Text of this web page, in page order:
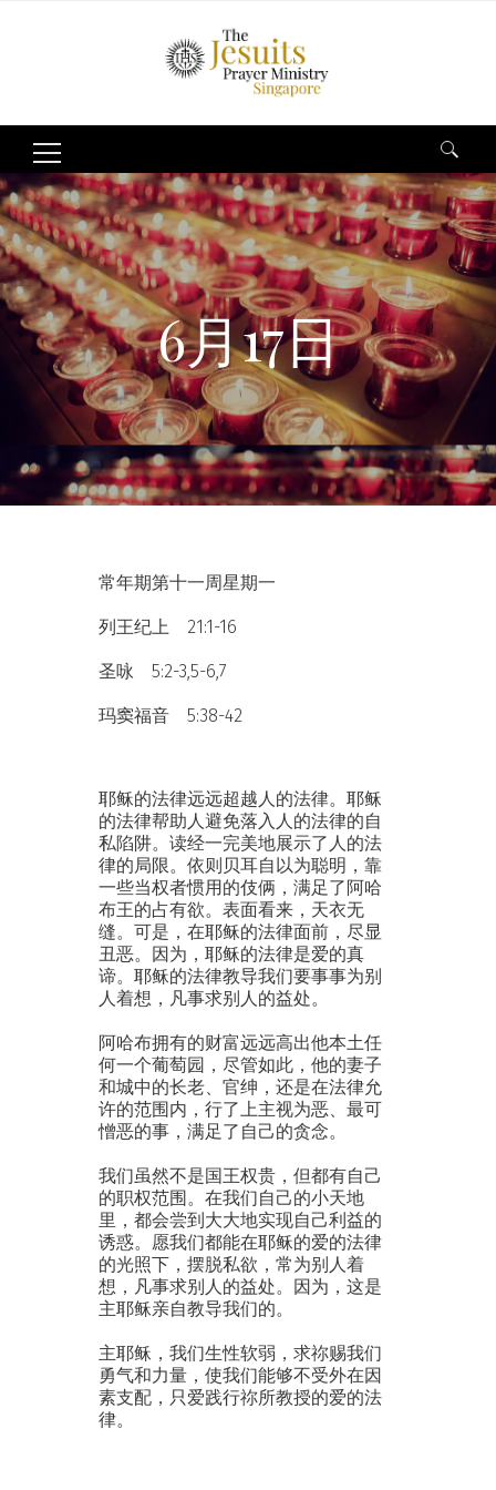
Search
for:
6月17日
常年期第十一周星期一
列王纪上 21:1-16
圣咏 5:2-3,5-6,7
玛窦福音 5:38-42
耶稣的法律远远超越人的法律。耶稣
的法律帮助人避免落入人的法律的自
私陷阱。读经一完美地展示了人的法
律的局限。依则贝耳自以为聪明，靠
一些当权者惯用的伎俩，满足了阿哈
布王的占有欲。表面看来，天衣无
缝。可是，在耶稣的法律面前，尽显
丑恶。因为，耶稣的法律是爱的真
谛。耶稣的法律教导我们要事事为别
人着想，凡事求别人的益处。
阿哈布拥有的财富远远高出他本土任
何一个葡萄园，尽管如此，他的妻子
和城中的长老、官绅，还是在法律允
许的范围内，行了上主视为恶、最可
憎恶的事，满足了自己的贪念。
我们虽然不是国王权贵，但都有自己
的职权范围。在我们自己的小天地
里，都会尝到大大地实现自己利益的
诱惑。愿我们都能在耶稣的爱的法律
的光照下，摆脱私欲，常为别人着
想，凡事求别人的益处。因为，这是
主耶稣亲自教导我们的。
主耶稣，我们生性软弱，求祢赐我们
勇气和力量，使我们能够不受外在因
素支配，只爱践行祢所教授的爱的法
律。